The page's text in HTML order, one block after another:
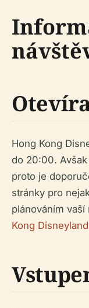
Hong Kong
do 20:00.
proto je
stránky pro
plánováním vaší
Kong Disneyland